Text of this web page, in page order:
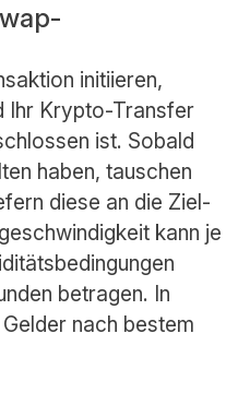
initiieren,
Ihr Krypto-Transfer
ist. Sobald
haben, tauschen
diese an die Ziel-
kann je
betragen. In
nach bestem